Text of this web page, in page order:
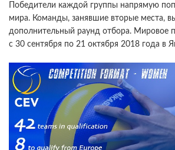
Победители каждой группы напрямую
мира. Команды, занявшие вторые места,
дополнительный раунд отбора. Мировое
с 30 сентября по 21 октября 2018 года в